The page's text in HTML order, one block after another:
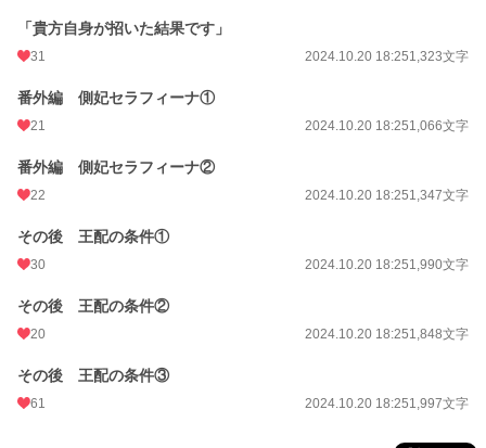
「貴方自身が招いた結果です」
31 2024.10.20 18:251,323文字
番外編 側妃セラフィーナ①
21 2024.10.20 18:251,066文字
番外編 側妃セラフィーナ②
22 2024.10.20 18:251,347文字
その後 王配の条件①
30 2024.10.20 18:251,990文字
その後 王配の条件②
20 2024.10.20 18:251,848文字
その後 王配の条件③
61 2024.10.20 18:251,997文字